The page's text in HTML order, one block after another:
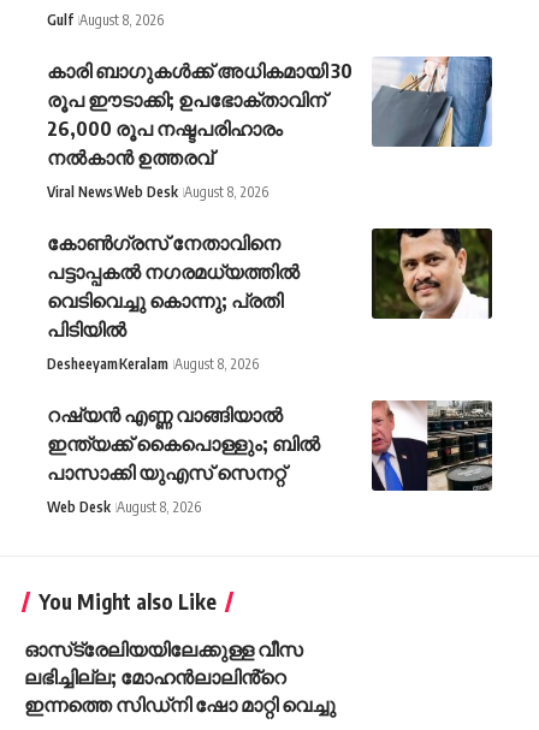
Gulf August 8, 2026
കാരി ബാഗുകൾക്ക് അധികമായി 30
രൂപ ഈടാക്കി; ഉപഭോക്താവിന്
26,000 രൂപ നഷ്ടപരിഹാരം
നൽകാൻ ഉത്തരവ്
Viral NewsWeb Desk August 8, 2026
കോണ്‍ഗ്രസ് നേതാവിനെ
പട്ടാപ്പകല്‍ നഗരമധ്യത്തില്‍
വെടിവെച്ചു കൊന്നു; പ്രതി
പിടിയില്‍
DesheeyamKeralam August 8, 2026
റഷ്യൻ എണ്ണ വാങ്ങിയാൽ
ഇന്ത്യക്ക് കൈപൊള്ളും; ബിൽ
പാസാക്കി യുഎസ് സെനറ്റ്
Web Desk August 8, 2026
You Might also Like
ഓസ്‌ട്രേലിയയിലേക്കുള്ള വീസ
ലഭിച്ചില്ല; മോഹൻലാലിൻ്റെ
ഇന്നത്തെ സിഡ്നി ഷോ മാറ്റി വെച്ചു